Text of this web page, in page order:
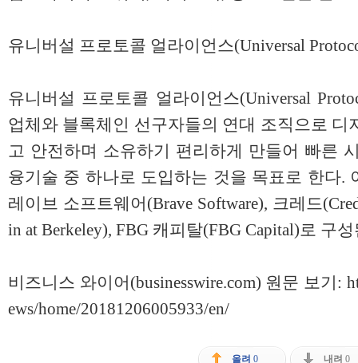
유니버설 프로토콜 얼라이언스(Universal
유니버설 프로토콜 얼라이언스(Universal
업체와 블록체인 선구자들의 연대 조직으로 디
고 안전하며 소유하기 편리하게 만들어 빠른
융기술 중 하나로 도입하는 것을 목표로 한다.
레이브 소프트웨어(Brave Software), 크레드
in at Berkeley), FBG 캐피탈(FBG Capital)로 구
비즈니스 와이어(businesswire.com) 원문 보기:
ews/home/20181206005933/en/
올려 0 내려 0